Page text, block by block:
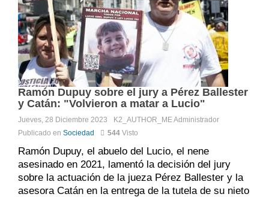
Ramón Dupuy sobre el jury a Pérez Ballester
y Catán: "Volvieron a matar a Lucio"
Jueves, 28 Diciembre 2023 K2_AUTHOR_MEAdministrador
Publicado en Sociedad 544 Visto
Ramón Dupuy, el abuelo del Lucio, el nene
asesinado en 2021, lamentó la decisión del jury
sobre la actuación de la jueza Pérez Ballester y la
asesora Catán en la entrega de la tutela de su nieto